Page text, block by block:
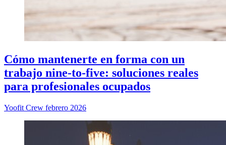
Cómo mantenerte en forma con un
trabajo nine-to-five: soluciones reales
para profesionales ocupados
Yoofit Crew febrero 2026